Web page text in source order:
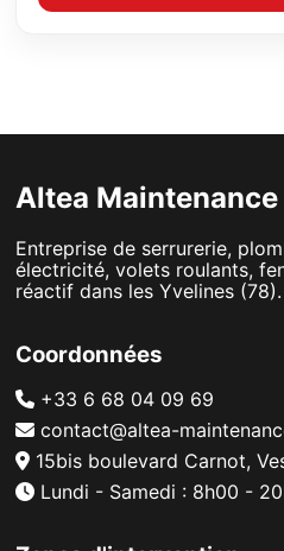
Altea Maintenance
Entreprise de serrurerie,
électricité, volets roulants,
réactif dans les Yvelines (78).
Coordonnées
+33 6 68 04 09 69
contact@altea-
15bis boulevard Carnot,
Lundi - Samedi : 8h00 -